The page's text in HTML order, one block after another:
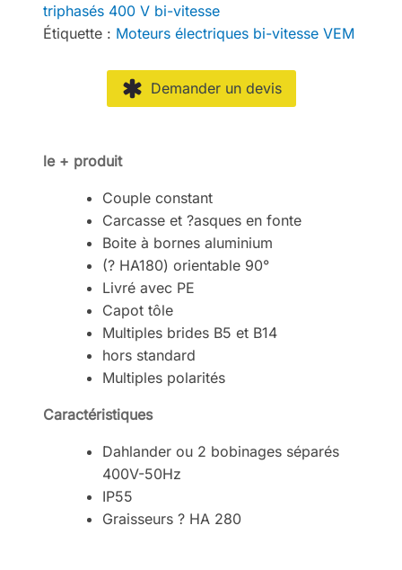
triphasés 400 V bi-vitesse
Étiquette : Moteurs électriques bi-vitesse VEM
Demander un devis
le + produit
Couple constant
Carcasse et ?asques en fonte
Boite à bornes aluminium
(? HA180) orientable 90°
Livré avec PE
Capot tôle
Multiples brides B5 et B14
hors standard
Multiples polarités
Caractéristiques
Dahlander ou 2 bobinages séparés
400V-50Hz
IP55
Graisseurs ? HA 280